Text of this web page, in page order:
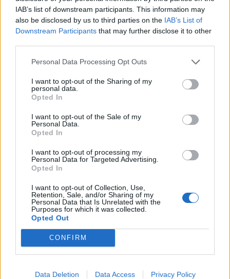
IAB’s list of downstream participants. This information may
also be disclosed by us to third parties on the IAB’s List of
Downstream Participants that may further disclose it to other
Personal Data Processing Opt Outs
I want to opt-out of the Sharing of my
personal data.
Opted In
I want to opt-out of the Sale of my
Personal Data.
Opted In
I want to opt-out of processing my
Personal Data for Targeted Advertising.
Opted In
I want to opt-out of Collection, Use,
Retention, Sale, and/or Sharing of my
Personal Data that Is Unrelated with the
Purposes for which it was collected.
Opted Out
CONFIRM
Data Deletion Data Access Privacy Policy
7 Αυγούστου 2026 12:02
Δημοφιλή αυτή την εβδομάδα